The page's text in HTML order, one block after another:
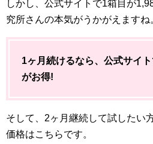
しかし、公式サイトで1箱目が
究所さんの本気がうかがえますね
1ヶ月続けるなら、公式サイ
がお得!
そして、2ヶ月継続して試したい
価格はこちらです。